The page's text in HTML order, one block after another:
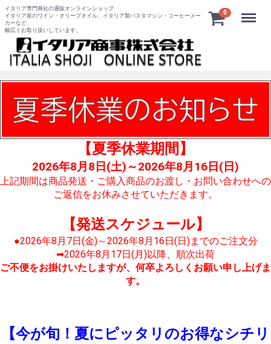
イタリア専門商社の通販オンラインショップ
イタリア産のワイン・オリーブオイル、イタリア製パスタマシン・コーヒーメー
カーなど、
幅広くお取り扱いしています。
0 Menu
【夏季休業期間】
2026年8月8日(土)～2026年8月16日(日)
上記期間は商品発送・ご購入商品のお渡し・お問い合わせへの
ご返信をお休みさせていただきます。
【発送スケジュール】
●2026年8月7日(金)～2026年8月16日(日)までのご注文分
➡2026年8月17日(月)以降、順次出荷
ご不便をお掛けいたしますが、何卒よろしくお願い申し上げま
す。
【今が旬！夏にピッタリのお得なシチリ